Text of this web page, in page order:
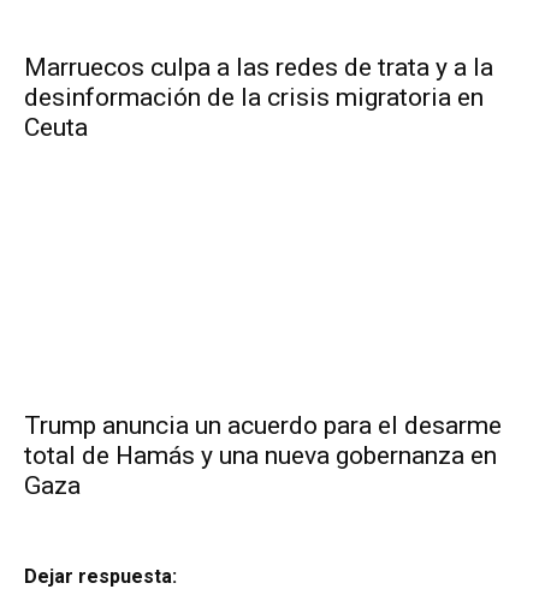
Marruecos culpa a las redes de trata y a la
desinformación de la crisis migratoria en
Ceuta
Trump anuncia un acuerdo para el desarme
total de Hamás y una nueva gobernanza en
Gaza
Dejar respuesta: